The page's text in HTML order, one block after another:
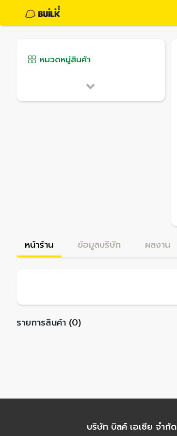
หมวดหมู่สินค้า
หน้าร้าน ข้อมูลบริษัท ผลงาน
รายการสินค้า (0)
บริษัท บิลค์ เอเชีย จำกัด